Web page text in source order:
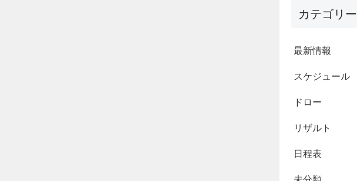
カテゴリー
最新情報
スケジュール
ドロー
リザルト
日程表